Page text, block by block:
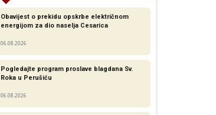
Obavijest o prekidu opskrbe električnom
energijom za dio naselja Cesarica
06.08.2026
Pogledajte program proslave blagdana Sv.
Roka u Perušiću
06.08.2026